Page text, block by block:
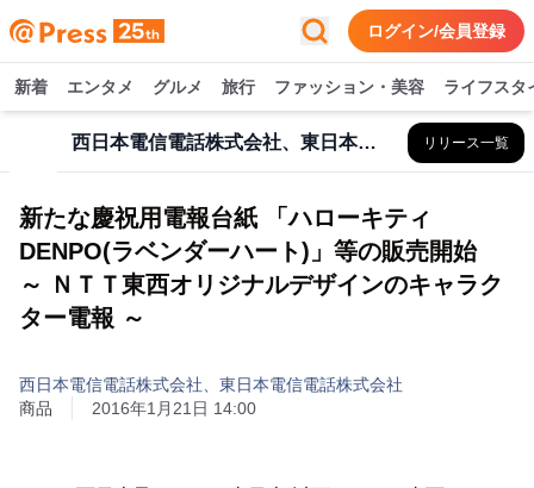
ログイン/会員登録
新着 エンタメ グルメ 旅行 ファッション・美容 ライフスタ
西日本電信電話株式会社、東日本電信電話株式会社 リリース一覧
新たな慶祝用電報台紙 「ハローキティ
DENPO(ラベンダーハート)」等の販売開始
～ ＮＴＴ東西オリジナルデザインのキャラク
ター電報 ～
西日本電信電話株式会社、東日本電信電話株式会社
商品
2016年1月21日 14:00